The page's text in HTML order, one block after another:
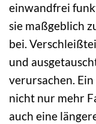
einwandfrei
sie maßgeblich
bei.
und
verursachen.
nicht nur mehr
auch eine